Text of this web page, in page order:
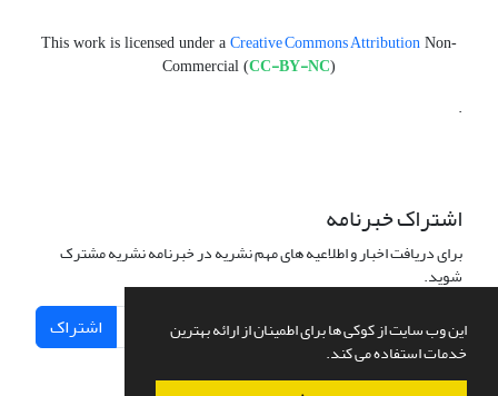
این وب سایت از کوکی ها برای اطمینان از ارائه بهترین
خدمات استفاده می کند.
This work is licensed under a Creative Commons Attribution Non-
Commercial (CC-BY-NC)
.
اشتراک خبرنامه
برای دریافت اخبار و اطلاعیه های مهم نشریه در خبرنامه نشریه مشترک
شوید.
اشتراک